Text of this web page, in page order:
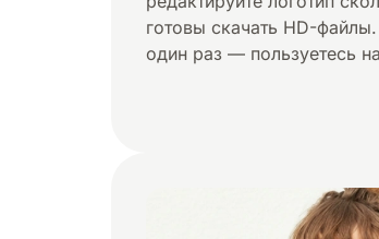
готовы скачать HD-
один раз — пользуетесь